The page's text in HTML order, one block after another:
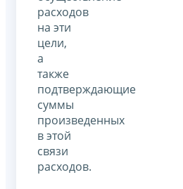
расходов
на эти
цели,
а
также
подтверждающие
суммы
произведенных
в этой
связи
расходов.